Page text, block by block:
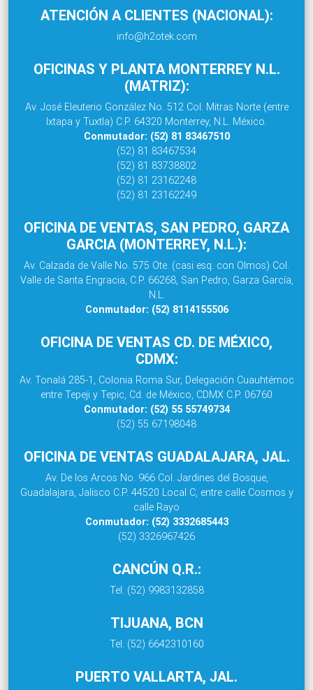
ATENCIÓN A CLIENTES (NACIONAL):
info@h2otek.com
OFICINAS Y PLANTA MONTERREY N.L.
(MATRIZ):
Av. José Eleuterio González No. 512 Col. Mitras Norte (entre
Ixtapa y Tuxtla) C.P. 64320 Monterrey, N.L. México.
Conmutador: (52) 81 83467510
(52) 81 83467534
(52) 81 83738802
(52) 81 23162248
(52) 81 23162249
OFICINA DE VENTAS, SAN PEDRO, GARZA
GARCIA (MONTERREY, N.L.):
Av. Calzada de Valle No. 575 Ote. (casi esq. con Olmos) Col.
Valle de Santa Engracia, C.P. 66268, San Pedro, Garza García,
N.L.
Conmutador: (52) 8114155506
OFICINA DE VENTAS CD. DE MÉXICO,
CDMX:
Av. Tonalá 285-1, Colonia Roma Sur, Delegación Cuauhtémoc
entre Tepeji y Tepic, Cd. de México, CDMX C.P. 06760
Conmutador: (52) 55 55749734
(52) 55 67198048
OFICINA DE VENTAS GUADALAJARA, JAL.
Av. De los Arcos No. 966 Col. Jardines del Bosque,
Guadalajara, Jalisco C.P. 44520 Local C, entre calle Cosmos y
calle Rayo
Conmutador: (52) 3332685443
(52) 3326967426
CANCÚN Q.R.:
Tel. (52) 9983132858
TIJUANA, BCN
Tel. (52) 6642310160
PUERTO VALLARTA, JAL.